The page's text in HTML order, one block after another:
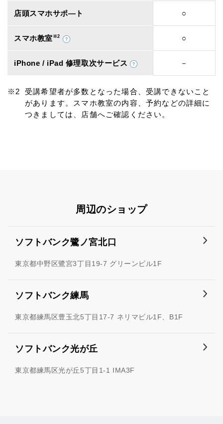
店頭スマホサポ―ト ○
スマホ教室 ※2 ○
iPhone / iPad 修理取次サービス －
受講希望者が多数となった場合、受講できないこと
があります。スマホ教室の内容、予約などの詳細に
つきましては、店舗へご確認ください。
周辺のショップ
ソフトバンク鷺ノ宮北口
東京都中野区鷺宮3丁目19-7 グリーンビル1F
ソフトバンク練馬
東京都練馬区豊玉北5丁目17-7 ネリマビル1F、B1F
ソフトバンク光が丘
東京都練馬区光が丘5丁目1-1 IMA3F